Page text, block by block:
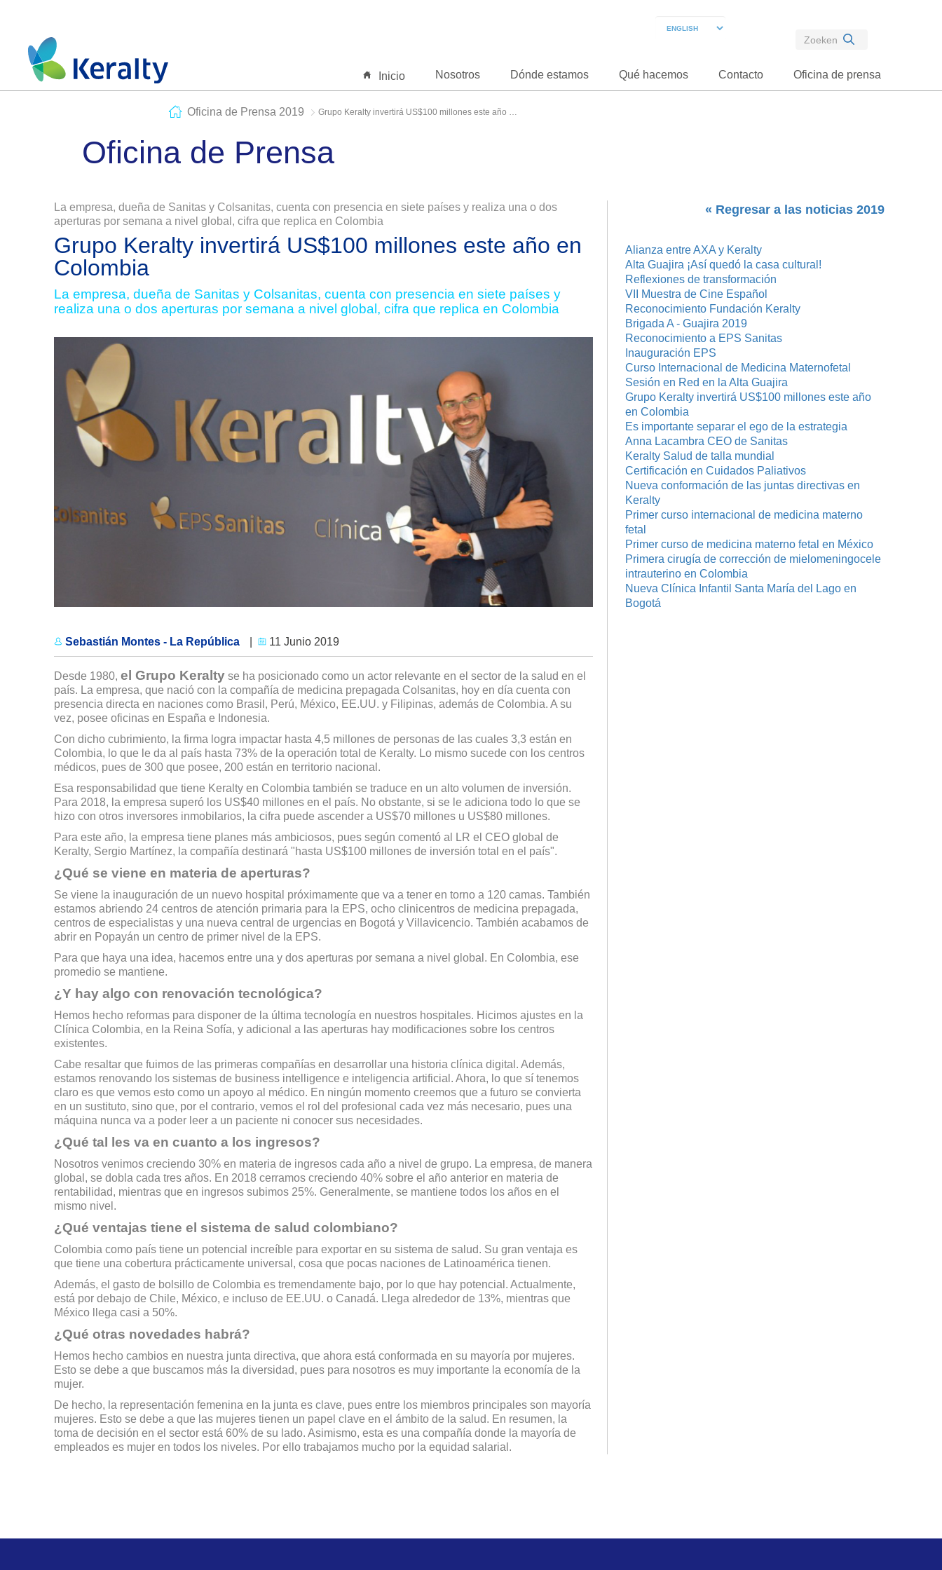
Inicio Nosotros Dónde estamos Qué hacemos Contacto Oficina de prensa
Oficina de Prensa 2019 Grupo Keralty invertirá US$100 millones este año en Colombia
Oficina de Prensa
La empresa, dueña de Sanitas y Colsanitas, cuenta con presencia en siete países y realiza una o dos
aperturas por semana a nivel global, cifra que replica en Colombia
Grupo Keralty invertirá US$100 millones este año en
Colombia
La empresa, dueña de Sanitas y Colsanitas, cuenta con presencia en siete países y
realiza una o dos aperturas por semana a nivel global, cifra que replica en Colombia
Sebastián Montes - La República 11 Junio 2019
Desde 1980, el Grupo Keraltyse ha posicionado como un actor relevante en el sector de la salud en el
país. La empresa, que nació con la compañía de medicina prepagada Colsanitas, hoy en día cuenta con
presencia directa en naciones como Brasil, Perú, México, EE.UU. y Filipinas, además de Colombia. A su
vez, posee oficinas en España e Indonesia.
Con dicho cubrimiento, la firma logra impactar hasta 4,5 millones de personas de las cuales 3,3 están en
Colombia, lo que le da al país hasta 73% de la operación total de Keralty. Lo mismo sucede con los centros
médicos, pues de 300 que posee, 200 están en territorio nacional.
Esa responsabilidad que tiene Keralty en Colombia también se traduce en un alto volumen de inversión.
Para 2018, la empresa superó los US$40 millones en el país. No obstante, si se le adiciona todo lo que se
hizo con otros inversores inmobilarios, la cifra puede ascender a US$70 millones u US$80 millones.
Para este año, la empresa tiene planes más ambiciosos, pues según comentó al LR el CEO global de
Keralty, Sergio Martínez, la compañía destinará "hasta US$100 millones de inversión total en el país".
¿Qué se viene en materia de aperturas?
Se viene la inauguración de un nuevo hospital próximamente que va a tener en torno a 120 camas. También
estamos abriendo 24 centros de atención primaria para la EPS, ocho clinicentros de medicina prepagada,
centros de especialistas y una nueva central de urgencias en Bogotá y Villavicencio. También acabamos de
abrir en Popayán un centro de primer nivel de la EPS.
Para que haya una idea, hacemos entre una y dos aperturas por semana a nivel global. En Colombia, ese
promedio se mantiene.
¿Y hay algo con renovación tecnológica?
Hemos hecho reformas para disponer de la última tecnología en nuestros hospitales. Hicimos ajustes en la
Clínica Colombia, en la Reina Sofía, y adicional a las aperturas hay modificaciones sobre los centros
existentes.
Cabe resaltar que fuimos de las primeras compañías en desarrollar una historia clínica digital. Además,
estamos renovando los sistemas de business intelligence e inteligencia artificial. Ahora, lo que sí tenemos
claro es que vemos esto como un apoyo al médico. En ningún momento creemos que a futuro se convierta
en un sustituto, sino que, por el contrario, vemos el rol del profesional cada vez más necesario, pues una
máquina nunca va a poder leer a un paciente ni conocer sus necesidades.
¿Qué tal les va en cuanto a los ingresos?
Nosotros venimos creciendo 30% en materia de ingresos cada año a nivel de grupo. La empresa, de manera
global, se dobla cada tres años. En 2018 cerramos creciendo 40% sobre el año anterior en materia de
rentabilidad, mientras que en ingresos subimos 25%. Generalmente, se mantiene todos los años en el
mismo nivel.
¿Qué ventajas tiene el sistema de salud colombiano?
Colombia como país tiene un potencial increíble para exportar en su sistema de salud. Su gran ventaja es
que tiene una cobertura prácticamente universal, cosa que pocas naciones de Latinoamérica tienen.
Además, el gasto de bolsillo de Colombia es tremendamente bajo, por lo que hay potencial. Actualmente,
está por debajo de Chile, México, e incluso de EE.UU. o Canadá. Llega alrededor de 13%, mientras que
México llega casi a 50%.
¿Qué otras novedades habrá?
Hemos hecho cambios en nuestra junta directiva, que ahora está conformada en su mayoría por mujeres.
Esto se debe a que buscamos más la diversidad, pues para nosotros es muy importante la economía de la
mujer.
De hecho, la representación femenina en la junta es clave, pues entre los miembros principales son mayoría
mujeres. Esto se debe a que las mujeres tienen un papel clave en el ámbito de la salud. En resumen, la
toma de decisión en el sector está 60% de su lado. Asimismo, esta es una compañía donde la mayoría de
empleados es mujer en todos los niveles. Por ello trabajamos mucho por la equidad salarial.
« Regresar a las noticias 2019
Alianza entre AXA y Keralty
Alta Guajira ¡Así quedó la casa cultural!
Reflexiones de transformación
VII Muestra de Cine Español
Reconocimiento Fundación Keralty
Brigada A - Guajira 2019
Reconocimiento a EPS Sanitas
Inauguración EPS
Curso Internacional de Medicina Maternofetal
Sesión en Red en la Alta Guajira
Grupo Keralty invertirá US$100 millones este año
en Colombia
Es importante separar el ego de la estrategia
Anna Lacambra CEO de Sanitas
Keralty Salud de talla mundial
Certificación en Cuidados Paliativos
Nueva conformación de las juntas directivas en
Keralty
Primer curso internacional de medicina materno
fetal
Primer curso de medicina materno fetal en México
Primera cirugía de corrección de mielomeningocele
intrauterino en Colombia
Nueva Clínica Infantil Santa María del Lago en
Bogotá